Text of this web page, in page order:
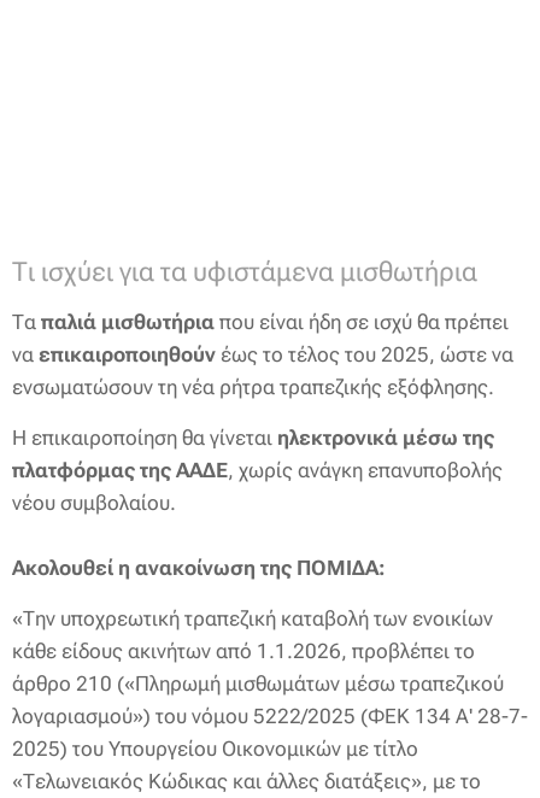
Τι ισχύει για τα υφιστάμενα μισθωτήρια
Τα παλιά μισθωτήρια που είναι ήδη σε ισχύ θα πρέπει
να επικαιροποιηθούν έως το τέλος του 2025, ώστε να
ενσωματώσουν τη νέα ρήτρα τραπεζικής εξόφλησης.
Η επικαιροποίηση θα γίνεται ηλεκτρονικά μέσω της
πλατφόρμας της ΑΑΔΕ, χωρίς ανάγκη επανυποβολής
νέου συμβολαίου.
Ακολουθεί η ανακοίνωση της ΠΟΜΙΔΑ:
«Την υποχρεωτική τραπεζική καταβολή των ενοικίων
κάθε είδους ακινήτων από 1.1.2026, προβλέπει το
άρθρο 210 («Πληρωμή μισθωμάτων μέσω τραπεζικού
λογαριασμού») του νόμου 5222/2025 (ΦΕΚ 134 Α' 28-7-
2025) του Υπουργείου Οικονομικών με τίτλο
«Τελωνειακός Κώδικας και άλλες διατάξεις», με το